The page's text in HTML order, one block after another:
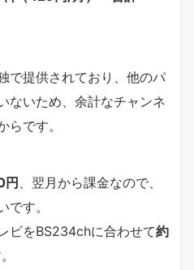
で提供されており、他のパ
ないため、余計なチャンネ
らです。
円 、翌月から課金なので、
です。
ビをBS234chに合わせて約